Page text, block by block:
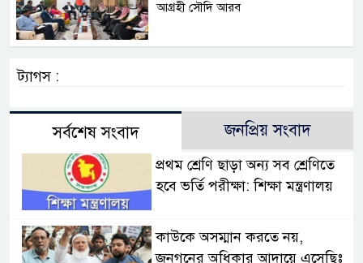
আগ্রহী সৌদি আরব
ট্যাগস :
সর্বশেষ সংবাদ জনপ্রিয় সংবাদ
প্রথম শ্রেণি ছাড়া অন্য সব শ্রেণিতে
হবে ভর্তি পরীক্ষা: শিক্ষা মন্ত্রণালয়
কাউকে অসম্মান করতে নয়,
জনগনের অধিকার আদায়ে এসেছিঃ